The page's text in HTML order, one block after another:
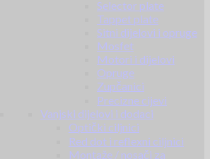
Selector plate
Tappet plate
Sitni dijelovi i opruge
Mosfet
Motori i dijelovi
Opruge
Zupčanici
Precizne cijevi
Vanjski dijelovi i dodaci
Optički ciljnici
Red dot i reflexni ciljnici
Montaže / nosači za